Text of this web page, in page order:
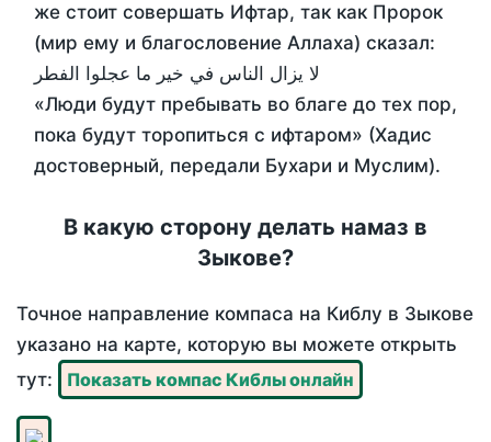
же стоит совершать Ифтар, так как Пророк
(мир ему и благословение Аллаха) сказал:
لا يزال الناس في خير ما عجلوا الفطر
«Люди будут пребывать во благе до тех пор,
пока будут торопиться с ифтаром» (Хадис
достоверный, передали Бухари и Муслим).
В какую сторону делать намаз в
Зыкове?
Точное направление компаса на Киблу в Зыкове
указано на карте, которую вы можете открыть
тут:
Показать компас Киблы онлайн